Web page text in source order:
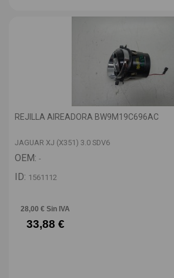
REJILLA AIREADORA BW9M19C696AC
JAGUAR XJ (X351) 3.0 SDV6
OEM: -
ID: 1561112
28,00 € Sin IVA
33,88 €